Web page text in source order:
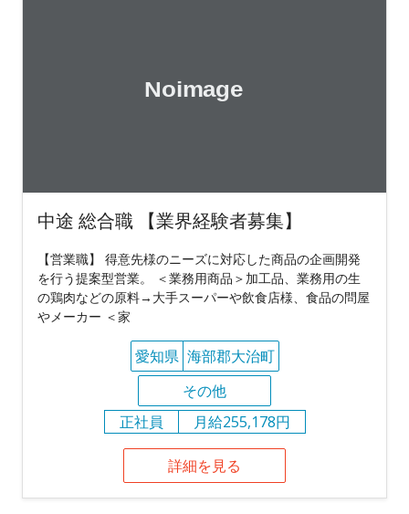
中途 総合職 【業界経験者募集】
【営業職】 得意先様のニーズに対応した商品の企画開発
を行う提案型営業。 ＜業務用商品＞加工品、業務用の生
の鶏肉などの原料→大手スーパーや飲食店様、食品の問屋
やメーカー ＜家
愛知県 海部郡大治町
その他
正社員
月給255,178円
詳細を見る